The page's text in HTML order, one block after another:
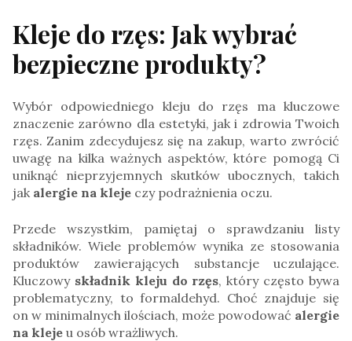
Kleje do rzęs: Jak wybrać
bezpieczne produkty?
Wybór odpowiedniego kleju do rzęs ma kluczowe
znaczenie zarówno dla estetyki, jak i zdrowia Twoich
rzęs. Zanim zdecydujesz się na zakup, warto zwrócić
uwagę na kilka ważnych aspektów, które pomogą Ci
uniknąć nieprzyjemnych skutków ubocznych, takich
jak alergie na kleje czy podrażnienia oczu.
Przede wszystkim, pamiętaj o sprawdzaniu listy
składników. Wiele problemów wynika ze stosowania
produktów zawierających substancje uczulające.
Kluczowy składnik kleju do rzęs, który często bywa
problematyczny, to formaldehyd. Choć znajduje się
on w minimalnych ilościach, może powodować alergie
na kleje u osób wrażliwych.